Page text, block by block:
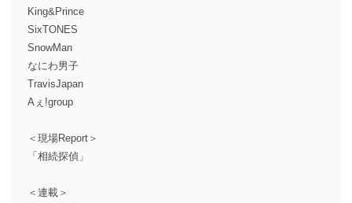
King&Prince
SixTONES
SnowMan
なにわ男子
TravisJapan
Aぇ!group
＜現場Report＞
「相続探偵」
＜連載＞